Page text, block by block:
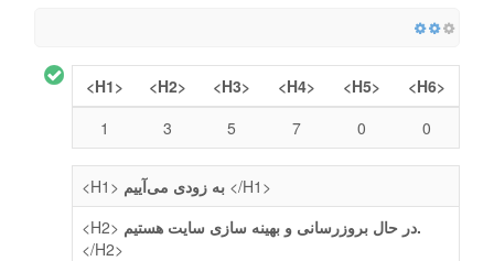
<H1> <H2> <H3> <H4> <H5>
<H6>
1
3 5 7 0 0
<H1> به زودی می‌آییم </H1>
<H2>
در حال بروزرسانی و بهینه سازی سایت هستیم.
</H2>